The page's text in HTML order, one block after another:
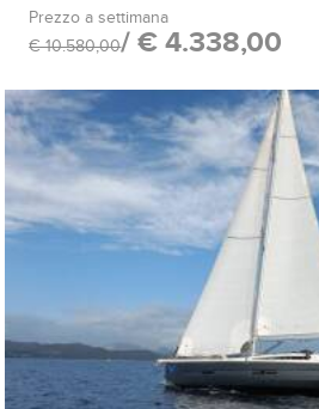
Prezzo a settimana
€ 10.580,00/ € 4.338,00